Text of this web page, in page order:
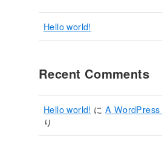
Hello world!
Recent Comments
Hello world! にA
り